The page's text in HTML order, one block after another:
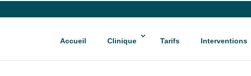
Accueil Clinique Tarifs Interventions